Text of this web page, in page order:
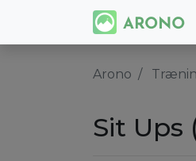
Arono
Sit Ups